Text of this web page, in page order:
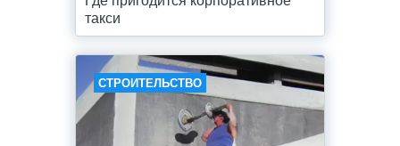
такси
СТРОИТЕЛЬСТВО